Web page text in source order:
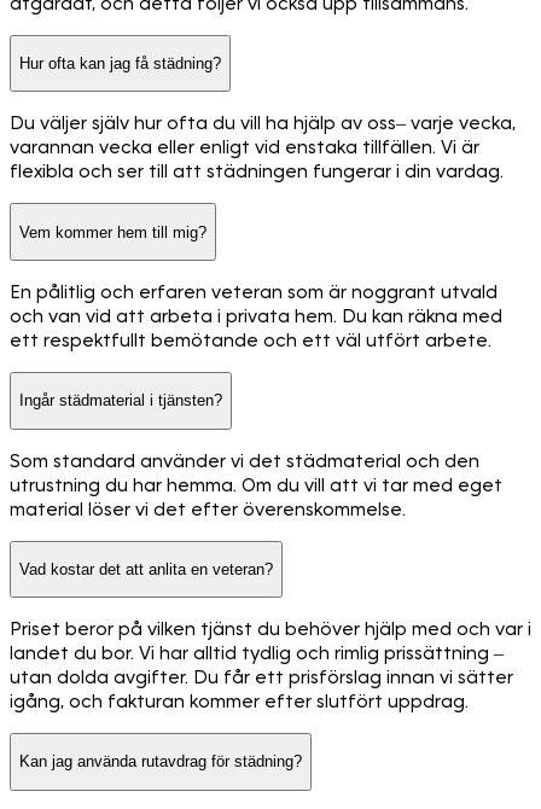
Hur ofta kan jag få städning?
Du väljer själv hur ofta du vill ha hjälp av oss– varje vecka,
varannan vecka eller enligt vid enstaka tillfällen. Vi är
flexibla och ser till att städningen fungerar i din vardag.
Vem kommer hem till mig?
En pålitlig och erfaren veteran som är noggrant utvald
och van vid att arbeta i privata hem. Du kan räkna med
ett respektfullt bemötande och ett väl utfört arbete.
Ingår städmaterial i tjänsten?
Som standard använder vi det städmaterial och den
utrustning du har hemma. Om du vill att vi tar med eget
material löser vi det efter överenskommelse.
Vad kostar det att anlita en veteran?
Priset beror på vilken tjänst du behöver hjälp med och var i
landet du bor. Vi har alltid tydlig och rimlig prissättning –
utan dolda avgifter. Du får ett prisförslag innan vi sätter
igång, och fakturan kommer efter slutfört uppdrag.
Kan jag använda rutavdrag för städning?